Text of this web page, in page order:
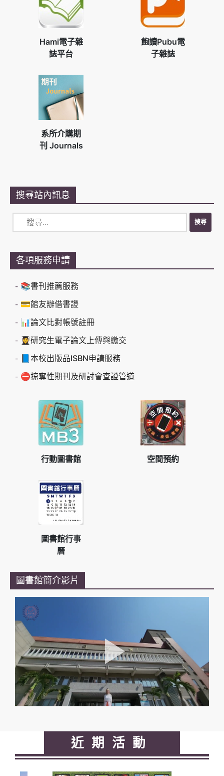
搜尋站內訊息
各項服務申請
📚書刊推薦服務
💳館友辦借書證
📊論文比對帳號註冊
👩‍🎓研究生電子論文上傳與繳交
📘本校出版品ISBN申請服務
⛔掠奪性期刊及研討會查證管道
行動圖書館 空間預約
圖書館行事
曆
圖書館簡介影片
Hami電子雜
誌平台
飽讀Pubu電
子雜誌
系所介購期
刊 Journals
近期活動